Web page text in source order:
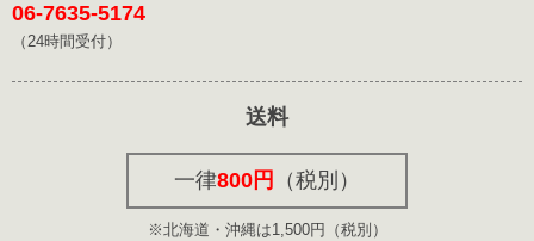
06-7635-5174
（24時間受付）
送料
一律800円 （税別）
※北海道・沖縄は1,500円（税別）